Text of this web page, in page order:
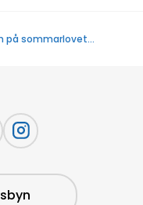
på sommarlovet…